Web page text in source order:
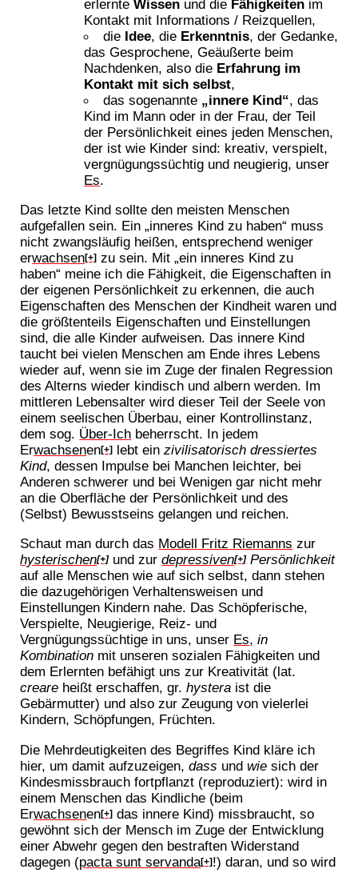
erlernteWissen und die Fähigkeiten im
Kontakt mit Informations / Reizquellen,
die Idee, die Erkenntnis, der Gedanke,
das Gesprochene, Geäußerte beim
Nachdenken, also die Erfahrung im
Kontakt mit sich selbst,
das sogenannte „innere Kind“, das
Kind im Mann oder in der Frau, der Teil
der Persönlichkeit eines jeden Menschen,
der ist wie Kinder sind: kreativ, verspielt,
vergnügungssüchtig und neugierig, unser
Es.
Das letzte Kind sollte den meisten Menschen
aufgefallen sein. Ein „inneres Kind zu haben“ muss
nicht zwangsläufig heißen, entsprechend weniger
erwachsen[+] zu sein. Mit „ein inneres Kind zu
haben“ meine ich die Fähigkeit, die Eigenschaften in
der eigenen Persönlichkeit zu erkennen, die auch
Eigenschaften des Menschen der Kindheit waren und
die größtenteils Eigenschaften und Einstellungen
sind, die alle Kinder aufweisen. Das innere Kind
taucht bei vielen Menschen am Ende ihres Lebens
wieder auf, wenn sie im Zuge der finalen Regression
des Alterns wieder kindisch und albern werden. Im
mittleren Lebensalter wird dieser Teil der Seele von
einem seelischen Überbau, einer Kontrollinstanz,
dem sog. Über-Ich beherrscht. In jedem
Erwachsenen[+] lebt einzivilisatorisch dressiertes
Kind, dessen Impulse bei Manchen leichter, bei
Anderen schwerer und bei Wenigen gar nicht mehr
an die Oberfläche der Persönlichkeit und des
(Selbst) Bewusstseins gelangen und reichen.
Schaut man durch das Modell Fritz Riemanns zur
hysterischen[+]und zurdepressiven[+]Persönlichkeit
auf alle Menschen wie auf sich selbst, dann stehen
die dazugehörigen Verhaltensweisen und
Einstellungen Kindern nahe. Das Schöpferische,
Verspielte, Neugierige, Reiz- und
Vergnügungssüchtige in uns, unser Es,in
Kombination mit unseren sozialen Fähigkeiten und
dem Erlernten befähigt uns zur Kreativität (lat.
creare heißt erschaffen, gr.hystera ist die
Gebärmutter) und also zur Zeugung von vielerlei
Kindern, Schöpfungen, Früchten.
Die Mehrdeutigkeiten des Begriffes Kind kläre ich
hier, um damit aufzuzeigen,dass undwie sich der
Kindesmissbrauch fortpflanzt (reproduziert): wird in
einem Menschen das Kindliche (beim
Erwachsenen[+] das innere Kind) missbraucht, so
gewöhnt sich der Mensch im Zuge der Entwicklung
einer Abwehr gegen den bestraften Widerstand
dagegen (pacta sunt servanda[+]!) daran, und so wird